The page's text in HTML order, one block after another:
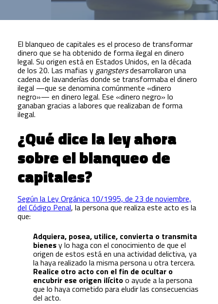
El blanqueo de capitales es el proceso de transformar
dinero que se ha obtenido de forma ilegal en dinero
legal. Su origen está en Estados Unidos, en la década
de los 20. Las mafias ygangstersdesarrollaron una
cadena de lavanderías donde se transformaba el dinero
ilegal —que se denomina comúnmente «dinero
negro»— en dinero legal. Ese «dinero negro» lo
ganaban gracias a labores que realizaban de forma
ilegal.
¿Qué dice la ley ahora
sobre el blanqueo de
capitales?
Según la Ley Orgánica 10/1995, de 23 de noviembre,
del Código Penal, la persona que realiza este acto es la
que:
Adquiera, posea, utilice, convierta o transmita
bienesy lo haga con el conocimiento de que el
origen de estos está en una actividad delictiva, ya
la haya realizado la misma persona u otra tercera.
Realice otro acto con el fin de ocultar o
encubrir ese origen ilícitoo ayude a la persona
que lo haya cometido para eludir las consecuencias
del acto.